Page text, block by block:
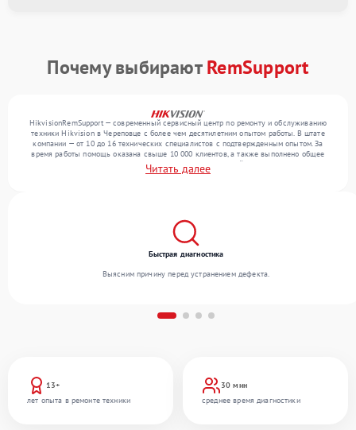
Почему выбираютRemSupport
HikvisionRemSupport — современный сервисный центр по ремонту и обслуживанию
техники Hikvision в Череповце с более чем десятилетним опытом работы. В штате
компании — от 10 до 16 технических специалистов с подтвержденным опытом. За
время работы помощь оказана свыше 10 000 клиентов, а также выполнено общее
число ремонтов превысило 12 000. Ежемесячно в сервисный центр поступает свыше
300 единиц техники, включая , , . Мы беремся за задачи любой сложности и
Читать далее
13+
лет опыта в ремонте техники
30 мин
среднее время диагностики
Быстрая диагностика
Выясним причину перед устранением дефекта.